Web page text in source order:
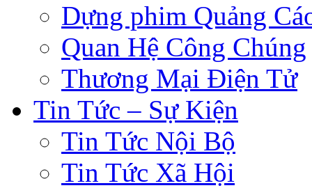
Dựng phim Quảng
Quan Hệ Công Chúng
Thương Mại Điện Tử
Tin Tức – Sự Kiện
Tin Tức Nội Bộ
Tin Tức Xã Hội